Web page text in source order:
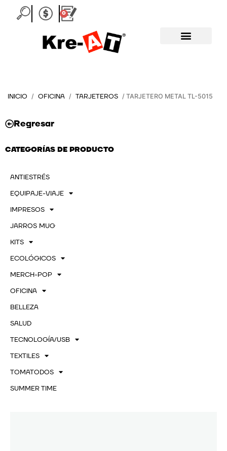
0
Carrito
INICIO / OFICINA / TARJETEROS / TARJETERO METAL TL-5015
Regresar
CATEGORÍAS DE PRODUCTO
ANTIESTRÉS
EQUIPAJE-VIAJE
IMPRESOS
JARROS MUG
KITS
ECOLÓGICOS
MERCH-POP
OFICINA
BELLEZA
SALUD
TECNOLOGÍA/USB
TEXTILES
TOMATODOS
SUMMER TIME